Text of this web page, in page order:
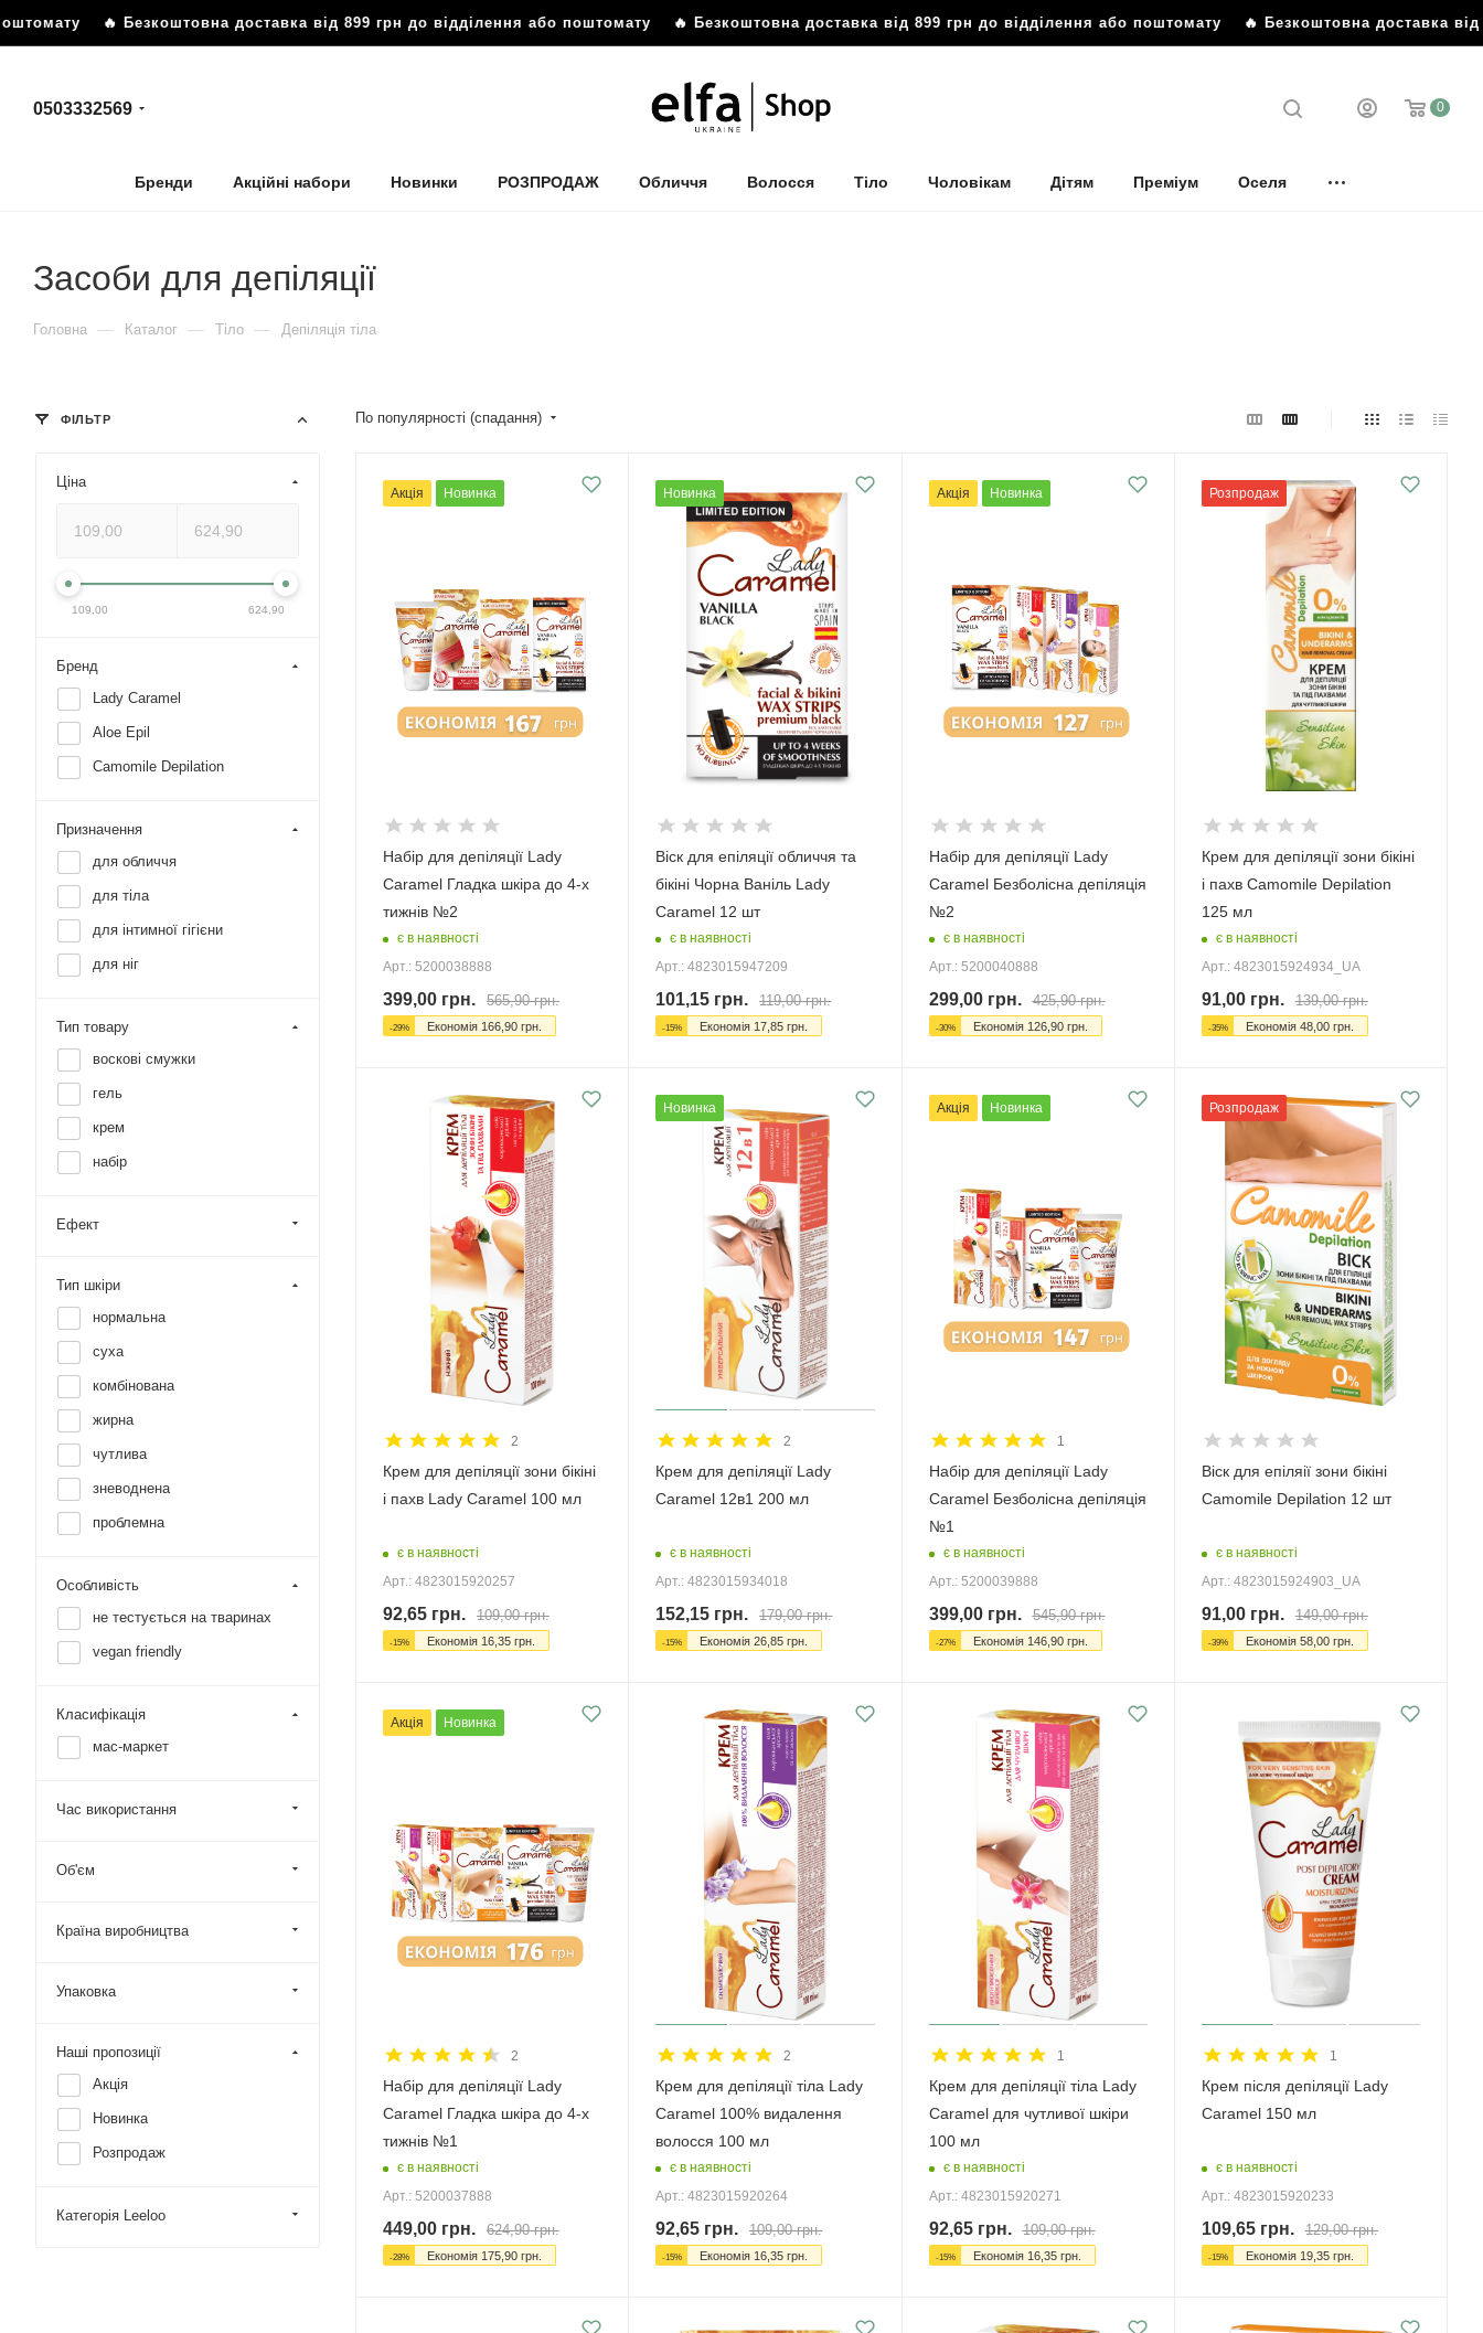
🔥 Безкоштовна доставка від 899 грн до відділення або поштомату🔥 Безкоштовна доставка від 899 грн до відділення або поштомату🔥 Безкоштовна доставка від 899 грн
0503332569 0
Бренди Акційні набори Новинки РОЗПРОДАЖ Обличчя Волосся Тіло Чоловікам Дітям Преміум Оселя
Засоби для депіляції
Головна — Каталог — Тіло — Депіляція тіла
По популярності (спадання)
Акція Новинка
Набір для депіляції Lady
Caramel Гладка шкіра до 4-х
тижнів №2
є в наявності
Арт.: 5200038888
399,00 грн. 565,90грн.
-29% Економія 166,90 грн.
Новинка
Віск для епіляції обличчя та
бікіні Чорна Ваніль Lady
Caramel 12 шт
є в наявності
Арт.: 4823015947209
101,15 грн. 119,00грн.
-15% Економія 17,85 грн.
Акція Новинка
Набір для депіляції Lady
Caramel Безболісна депіляція
№2
є в наявності
Арт.: 5200040888
299,00грн. 425,90грн.
-30% Економія 126,90грн.
Розпродаж
Крем для депіляції зони бікіні
і пахв Camomile Depilation
125 мл
є в наявності
Арт.: 4823015924934_UA
91,00грн. 139,00грн.
-35% Економія 48,00грн.
2
Крем для депіляції зони бікіні
і пахв Lady Caramel 100 мл
є в наявності
Арт.: 4823015920257
92,65 грн. 109,00грн.
-15% Економія 16,35 грн.
Новинка
2
Крем для депіляції Lady
Caramel 12в1 200 мл
є в наявності
Арт.: 4823015934018
152,15 грн. 179,00грн.
-15% Економія26,85 грн.
Акція Новинка
1
Набір для депіляції Lady
Caramel Безболісна депіляція
№1
є в наявності
Арт.: 5200039888
399,00грн. 545,90грн.
-27% Економія 146,90грн.
Розпродаж
Віск для епіляії зони бікіні
Camomile Depilation 12 шт
є в наявності
Арт.: 4823015924903_UA
91,00грн. 149,00грн.
-39% Економія 58,00грн.
Акція Новинка
2
Набір для депіляції Lady
Caramel Гладка шкіра до 4-х
тижнів №1
є в наявності
Арт.: 5200037888
449,00 грн. 624,90грн.
-28% Економія 175,90 грн.
2
Крем для депіляції тіла Lady
Caramel 100% видалення
волосся 100 мл
є в наявності
Арт.: 4823015920264
92,65 грн. 109,00грн.
-15% Економія 16,35 грн.
1
Крем для депіляції тіла Lady
Caramel для чутливої ​​шкіри
100 мл
є в наявності
Арт.: 4823015920271
92,65грн. 109,00грн.
-15% Економія 16,35грн.
1
Крем після депіляції Lady
Caramel 150 мл
є в наявності
Арт.: 4823015920233
109,65грн. 129,00грн.
-15% Економія 19,35грн.
ФІЛЬТР
Ціна
109,00 624,90
Бренд
Lady Caramel
Aloe Epil
Camomile Depilation
Призначення
для обличчя
для тіла
для інтимної гігієни
для ніг
Тип товару
воскові смужки
гель
крем
набір
Ефект
Тип шкіри
нормальна
суха
комбінована
жирна
чутлива
зневоднена
проблемна
Особливість
не тестується на тваринах
vegan friendly
Класифікація
мас-маркет
Час використання
Об'єм
Країна виробництва
Упаковка
Наші пропозиції
Акція
Новинка
Розпродаж
Категорія Leeloo